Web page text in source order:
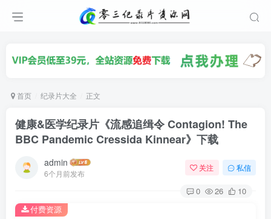
首页 纪录片大全 正文
健康&医学纪录片《流感追缉令 Contagion! The
BBC Pandemic Cressida Kinnear》下载
admin
6个月前发布
关注 私信
0 26 10
付费资源